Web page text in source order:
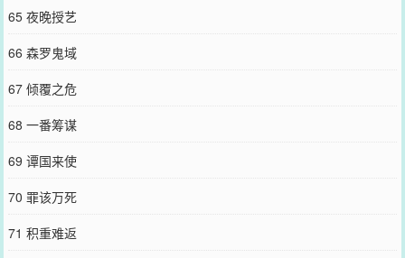
65 夜晚授艺
66 森罗鬼域
67 倾覆之危
68 一番筹谋
69 谭国来使
70 罪该万死
71 积重难返